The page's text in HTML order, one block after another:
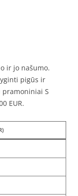
ir jo našumo.
pigūs ir
pramoniniai S
EUR.